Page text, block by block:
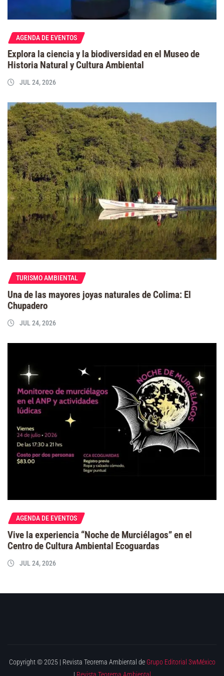
AGENDA DE EVENTOS
Explora la ciencia y la biodiversidad en el Museo de
Historia Natural y Cultura Ambiental
JUL 24, 2026
TURISMO AMBIENTAL
Una de las mayores joyas naturales de Colima: El
Chupadero
JUL 24, 2026
AGENDA DE EVENTOS
Vive la experiencia “Noche de Murciélagos” en el
Centro de Cultura Ambiental Ecoguardas
JUL 24, 2026
Copyright © 2025 | Revista Teorema Ambiental de Grupo Editorial 3wMéxico